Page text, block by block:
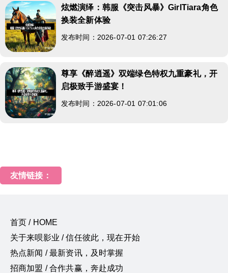
炫燃演绎：韩服《突击风暴》GirlTiara角色
换装全新体验
发布时间：2026-07-01 07:26:27
尊享《醉逍遥》双端绿色特权九重豪礼，开
启极致手游盛宴！
发布时间：2026-07-01 07:01:06
友情链接：
首页 / HOME
关于来呗影业 / 信任彼此，现在开始
热点新闻 / 最新资讯，及时掌握
招商加盟 / 合作共赢，奔赴成功